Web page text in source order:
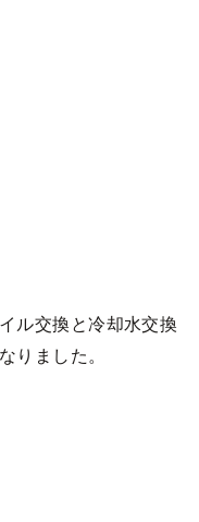
ル交換と冷却水交換
りました。